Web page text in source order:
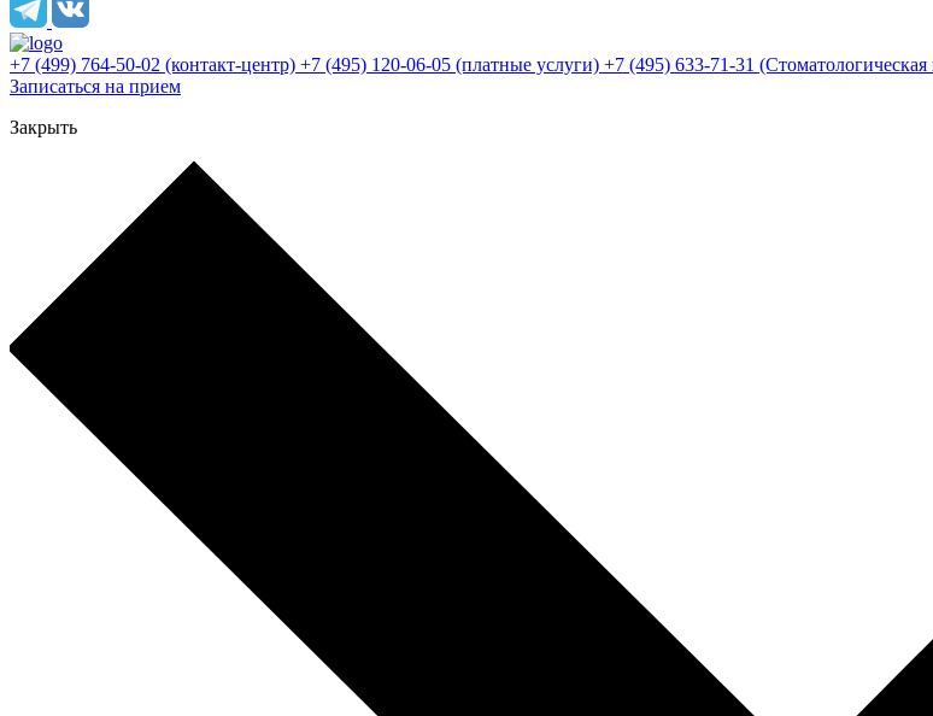
+7 (499) 764-50-02 (контакт-центр) +7 (495) 120-06-05 (платные услуги) +7 (495) 633-71-31
Записаться на прием
Закрыть